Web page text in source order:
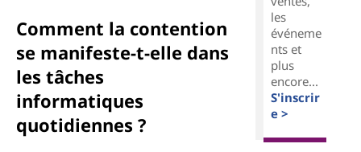
Comment la contention
se manifeste-t-elle dans
les tâches
informatiques
quotidiennes ?
les
événeme
nts et
plus
encore...
S'inscrir
e >